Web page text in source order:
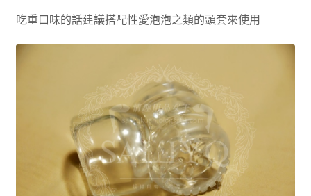
吃重口味的話建議搭配性愛泡泡之類的頭套來使用